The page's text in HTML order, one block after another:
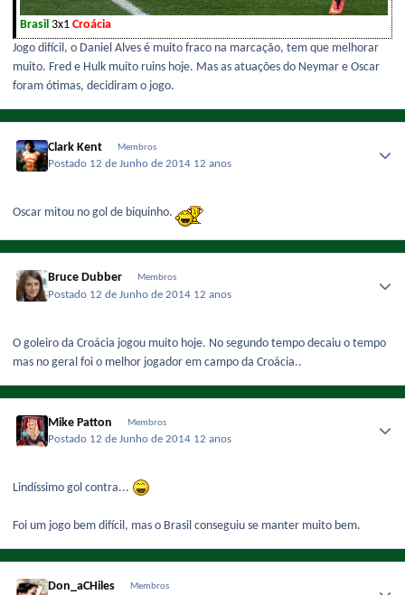
Brasil 3x1 Croácia
Jogo difícil, o Daniel Alves é muito fraco na marcação, tem que melhorar
muito. Fred e Hulk muito ruins hoje. Mas as atuações do Neymar e Oscar
foram ótimas, decidiram o jogo.
Clark Kent Membros
Postado 12 de Junho de 2014 12 anos
Oscar mitou no gol de biquinho.
Bruce Dubber Membros
Postado 12 de Junho de 2014 12 anos
O goleiro da Croácia jogou muito hoje. No segundo tempo decaiu o tempo
mas no geral foi o melhor jogador em campo da Croácia..
Mike Patton Membros
Postado 12 de Junho de 2014 12 anos
Lindíssimo gol contra...
Foi um jogo bem difícil, mas o Brasil conseguiu se manter muito bem.
Don_aCHiles Membros